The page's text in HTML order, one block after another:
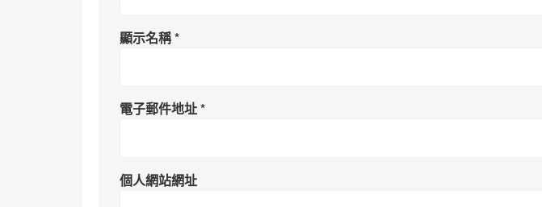
顯示名稱*
電子郵件地址*
個人網站網址